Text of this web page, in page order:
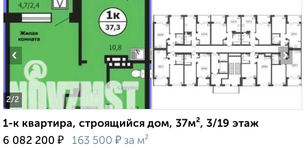
2/2
‹ ›
1-к квартира, строящийся дом, 37м², 3/19 этаж
6 082 200 ₽ 163 500 ₽ за м²